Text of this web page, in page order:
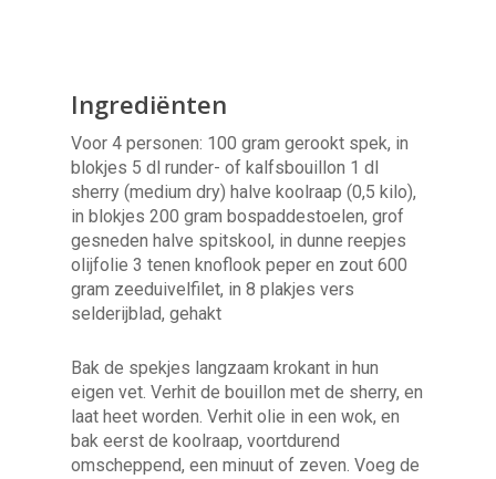
Ingrediënten
Voor 4 personen: 100 gram gerookt spek, in
blokjes 5 dl runder- of kalfsbouillon 1 dl
sherry (medium dry) halve koolraap (0,5 kilo),
in blokjes 200 gram bospaddestoelen, grof
gesneden halve spitskool, in dunne reepjes
olijfolie 3 tenen knoflook peper en zout 600
gram zeeduivelfilet, in 8 plakjes vers
selderijblad, gehakt
Bak de spekjes langzaam krokant in hun
eigen vet. Verhit de bouillon met de sherry, en
laat heet worden. Verhit olie in een wok, en
bak eerst de koolraap, voortdurend
omscheppend, een minuut of zeven. Voeg de